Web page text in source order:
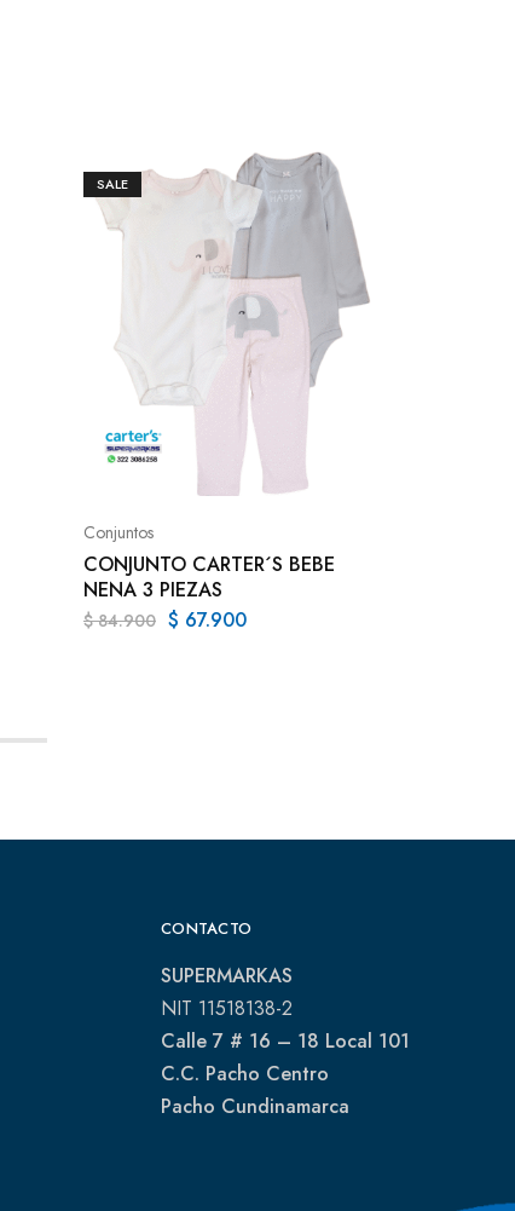
SALE
Conjuntos
CONJUNTO CARTER´S BEBE
NENA 3 PIEZAS
$84.900 $ 67.900
CONTACTO
SUPERMARKAS
NIT 11518138-2
Calle 7 # 16 – 18 Local 101
C.C. Pacho Centro
Pacho Cundinamarca